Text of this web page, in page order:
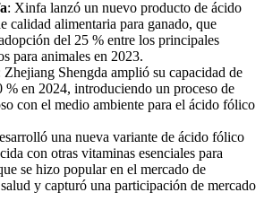
: Xinfa lanzó un nuevo producto de ácido
calidad alimentaria para ganado, que
del 25 % entre los principales
para animales en 2023.
Zhejiang Shengda amplió su capacidad de
% en 2024, introduciendo un proceso de
con el medio ambiente para el ácido fólico
una nueva variante de ácido fólico
con otras vitaminas esenciales para
se hizo popular en el mercado de
y capturó una participación de mercado